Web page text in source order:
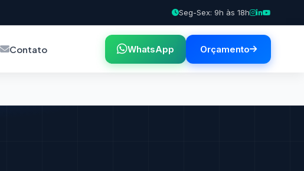
Seg-Sex: 9h às 18h
Contato WhatsApp Orçamento